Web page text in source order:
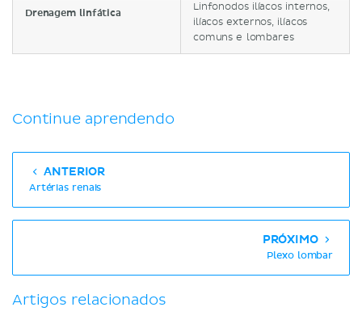
Drenagem linfática
Linfonodos ilíacos internos,
ilíacos externos, ilíacos
comuns e lombares
Continue aprendendo
ANTERIOR
Artérias renais
PRÓXIMO
Plexo lombar
Artigos relacionados